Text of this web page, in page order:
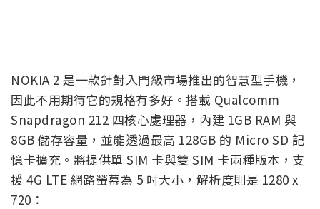
NOKIA 2 是一款針對入門級市場推出的智慧型手機，
因此不用期待它的規格有多好。搭載 Qualcomm
Snapdragon 212 四核心處理器，內建 1GB RAM 與
8GB 儲存容量，並能透過最高 128GB 的 Micro SD 記
憶卡擴充。將提供單 SIM 卡與雙 SIM 卡兩種版本，支
援 4G LTE 網路螢幕為 5 吋大小，解析度則是 1280 x
720：